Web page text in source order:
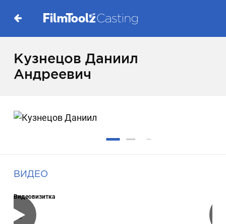
Кузнецов Даниил
Андреевич
ВИДЕО
Видеовизитка